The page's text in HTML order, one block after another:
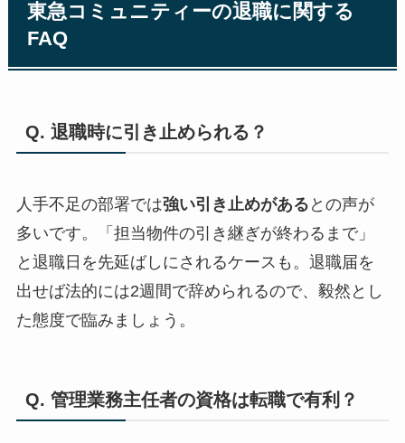
東急コミュニティーの退職に関する
FAQ
Q. 退職時に引き止められる？
人手不足の部署では強い引き止めがある との声が
多いです。「担当物件の引き継ぎが終わるまで」
と退職日を先延ばしにされるケースも。退職届を
出せば法的には2週間で辞められるので、毅然とし
た態度で臨みましょう。
Q. 管理業務主任者の資格は転職で有利？